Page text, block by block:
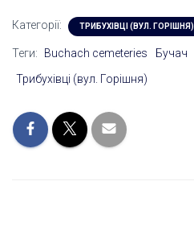
Категорії: ТРИБУХІВЦІ (ВУЛ. ГОРІШНЯ)
Теги: Buchach cemeteries Бучач
Трибухівці (вул. Горішня)